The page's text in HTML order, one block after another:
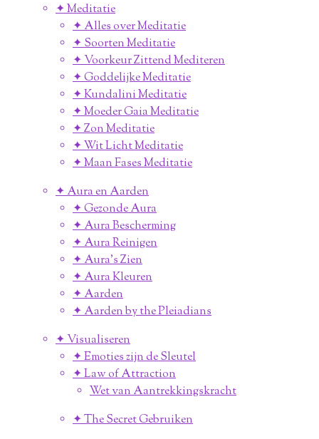
✦ Meditatie
✦ Alles over Meditatie
✦ Soorten Meditatie
✦ Voorkeur Zittend Mediteren
✦ Goddelijke Meditatie
✦ Kundalini Meditatie
✦ Moeder Gaia Meditatie
✦ Zon Meditatie
✦ Wit Licht Meditatie
✦ Maan Fases Meditatie
✦ Aura en Aarden
✦ Gezonde Aura
✦ Aura Bescherming
✦ Aura Reinigen
✦ Aura's Zien
✦ Aura Kleuren
✦ Aarden
✦ Aarden by the Pleiadians
✦ Visualiseren
✦ Emoties zijn de Sleutel
✦ Law of Attraction
Wet van Aantrekkingskracht
✦ The Secret Gebruiken